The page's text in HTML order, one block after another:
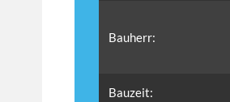
Bauherr:
Bauzeit: